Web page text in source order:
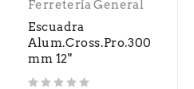
Ferretería General
Escuadra
Alum.Cross.Pro.300
mm 12"